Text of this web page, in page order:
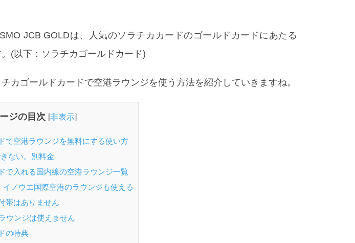
JCB GOLDは、人気のソラチカカードのゴールドカードにあたる
(以下：ソラチカゴールドカード)
カゴールドカードで空港ラウンジを使う方法を紹介していきますね。
ジの目次 [非表示]
で空港ラウンジを無料にする使い方
ない。別料金
で入れる国内線の空港ラウンジ一覧
ノウエ国際空港のラウンジも使える
帯はありません
ウンジは使えません
の特典